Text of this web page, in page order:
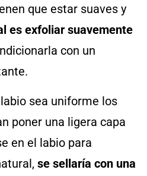
que estar suaves y
es exfoliar suavemente
con un
sea uniforme los
poner una ligera capa
en el labio para
se sellaría con una